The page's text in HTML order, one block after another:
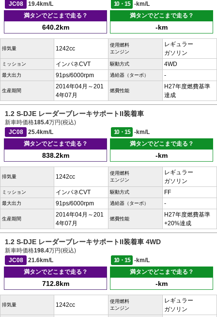
JC08
19.4km/L 10・15
-km/L
満タンでどこまで走る？
640.2km
満タンでどこまで走る？
-km
排気量 1242cc
使用燃料
エンジン
レギュラー
ガソリン
ミッション インパネCVT 駆動方式 4WD
最大出力 91ps/6000rpm 過給器（ターボ） -
生産期間
2014年04月～201
4年07月
燃費性能
H27年度燃費基準
達成
1.2 S-DJE レーダーブレーキサポートII装着車
新車時価格185.4万円(税込)
JC08
25.4km/L 10・15
-km/L
満タンでどこまで走る？
838.2km
満タンでどこまで走る？
-km
排気量 1242cc
使用燃料
エンジン
レギュラー
ガソリン
ミッション インパネCVT 駆動方式 FF
最大出力 91ps/6000rpm 過給器（ターボ） -
生産期間
2014年04月～201
4年07月
燃費性能
H27年度燃費基準
+20%達成
1.2 S-DJE レーダーブレーキサポートII装着車 4WD
新車時価格198.4万円(税込)
JC08
21.6km/L 10・15
-km/L
満タンでどこまで走る？
712.8km
満タンでどこまで走る？
-km
排気量 1242cc
使用燃料
エンジン
レギュラー
ガソリン